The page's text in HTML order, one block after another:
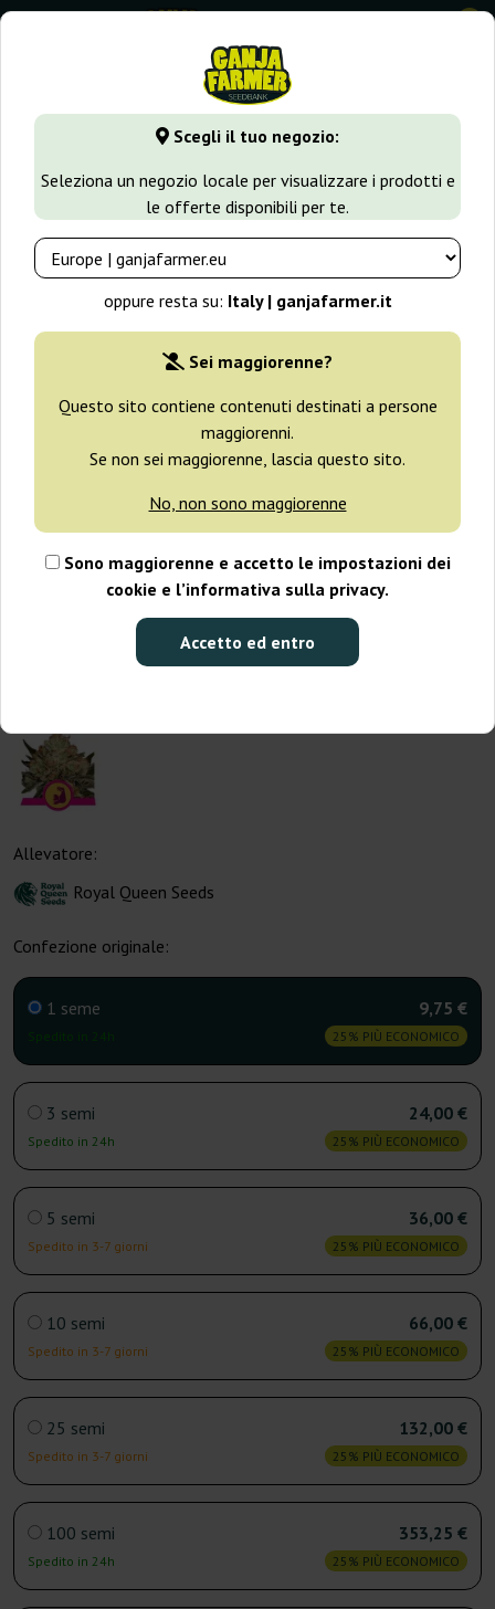
Scegli il tuo negozio:
Seleziona un negozio locale per visualizzare i prodotti e
le offerte disponibili per te.
oppure resta su: Italy | ganjafarmer.it
Sei maggiorenne?
Questo sito contiene contenuti destinati a persone
maggiorenni.
Se non sei maggiorenne, lascia questo sito.
No, non sono maggiorenne
Sono maggiorenne e accetto le impostazioni dei
cookie e l’informativa sulla privacy.
Accetto ed entro
0
GanjaFarmer.it Tipi di Semi Semi Femminizzati di
-25%
+ omaggi
Allevatore:
Royal Queen Seeds
Confezione originale:
1 seme 9,75 €
25% PIÙ ECONOMICO
3 semi
Spedito in 24h
24,00 €
25% PIÙ ECONOMICO
5 semi
Spedito in 3-7 giorni
36,00 €
25% PIÙ ECONOMICO
10 semi
Spedito in 3-7 giorni
66,00 €
25% PIÙ ECONOMICO
25 semi
Spedito in 3-7 giorni
132,00 €
25% PIÙ ECONOMICO
100 semi
Spedito in 24h
353,25 €
25% PIÙ ECONOMICO